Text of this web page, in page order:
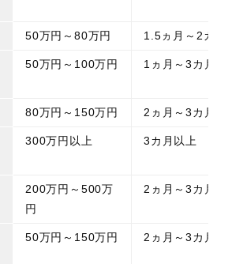
50万円～80万円 1.5ヵ月～2カ月
50万円～100万円 1ヵ月～3カ月
80万円～150万円 2ヵ月～3カ月
300万円以上 3カ月以上
200万円～500万
円
2ヵ月～3カ月
50万円～150万円 2ヵ月～3カ月